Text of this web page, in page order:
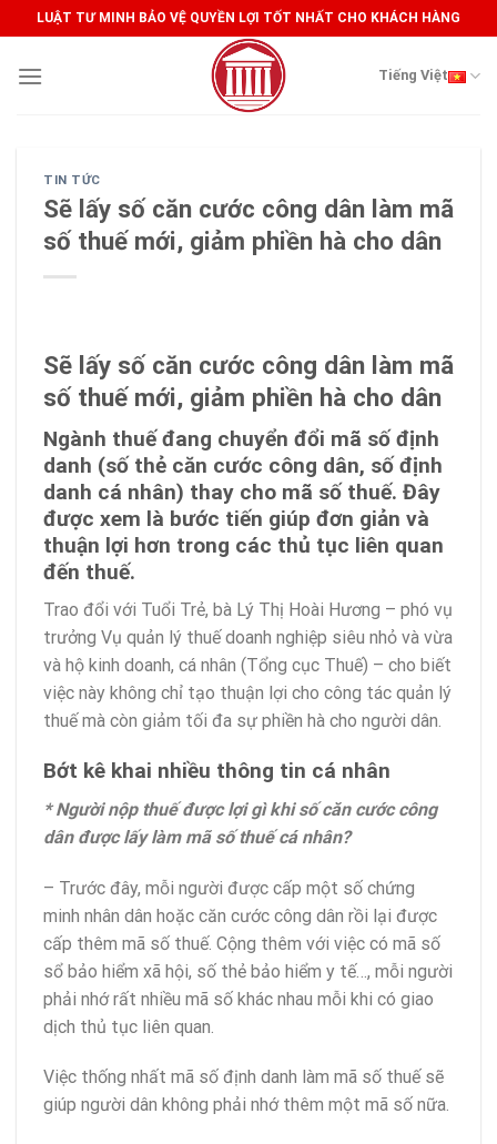
to
content
LUẬT TƯ MINH BẢO VỆ QUYỀN LỢI TỐT NHẤT CHO KHÁCH HÀNG
Tiếng Việt
TIN TỨC
Sẽ lấy số căn cước công dân làm mã
số thuế mới, giảm phiền hà cho dân
Sẽ lấy số căn cước công dân làm mã
số thuế mới, giảm phiền hà cho dân
Ngành thuế đang chuyển đổi mã số định
danh (số thẻ căn cước công dân, số định
danh cá nhân) thay cho mã số thuế. Đây
được xem là bước tiến giúp đơn giản và
thuận lợi hơn trong các thủ tục liên quan
đến thuế.
Trao đổi với Tuổi Trẻ, bà Lý Thị Hoài Hương – phó vụ
trưởng Vụ quản lý thuế doanh nghiệp siêu nhỏ và vừa
và hộ kinh doanh, cá nhân (Tổng cục Thuế) – cho biết
việc này không chỉ tạo thuận lợi cho công tác quản lý
thuế mà còn giảm tối đa sự phiền hà cho người dân.
Bớt kê khai nhiều thông tin cá nhân
* Người nộp thuế được lợi gì khi số căn cước công
dân được lấy làm mã số thuế cá nhân?
– Trước đây, mỗi người được cấp một số chứng
minh nhân dân hoặc căn cước công dân rồi lại được
cấp thêm mã số thuế. Cộng thêm với việc có mã số
sổ bảo hiểm xã hội, số thẻ bảo hiểm y tế…, mỗi người
phải nhớ rất nhiều mã số khác nhau mỗi khi có giao
dịch thủ tục liên quan.
Việc thống nhất mã số định danh làm mã số thuế sẽ
giúp người dân không phải nhớ thêm một mã số nữa.